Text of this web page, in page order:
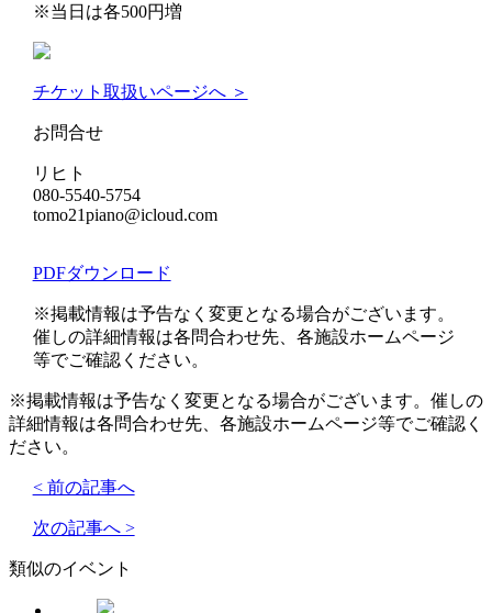
※当日は各500円増
チケット取扱いページへ ＞
お問合せ
リヒト
080-5540-5754
tomo21piano@icloud.com
PDFダウンロード
※掲載情報は予告なく変更となる場合がございます。
催しの詳細情報は各問合わせ先、各施設ホームページ
等でご確認ください。
※掲載情報は予告なく変更となる場合がございます。催しの
詳細情報は各問合わせ先、各施設ホームページ等でご確認く
ださい。
< 前の記事へ
次の記事へ >
類似のイベント